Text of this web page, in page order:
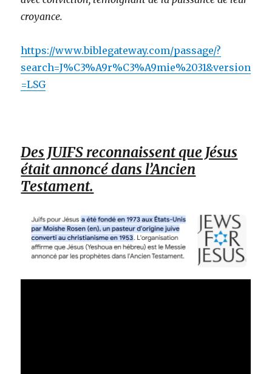
croyance.
https://www.biblegateway.com/passage/?
search=J%C3%A9r%C3%A9mie%2031&version
=LSG
Des JUIFS reconnaissent que Jésus
était annoncé dans l’Ancien
Testament.